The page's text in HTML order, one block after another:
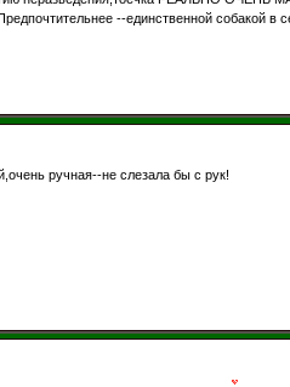
--единственной собакой в
ручная--не слезала бы с рук!